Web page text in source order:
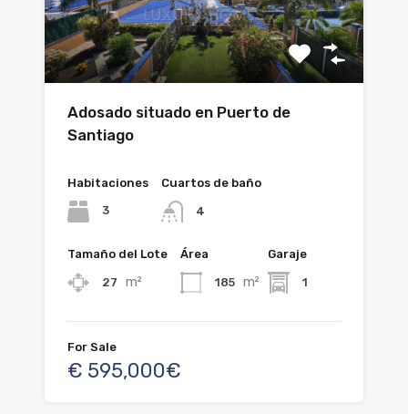
Adosado situado en Puerto de
Santiago
Habitaciones
3
Cuartos de baño
4
Tamaño del Lote
27 m²
Área
185 m²
Garaje
1
For Sale
€ 595,000€